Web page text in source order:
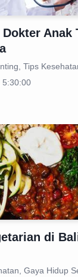
Anak
Tips
5:30:00
di
Gaya Hidup